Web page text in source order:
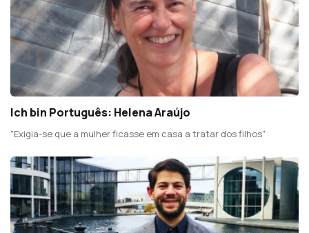
Ich bin Português: Helena Araújo
"Exigia-se que a mulher ficasse em casa a tratar dos filhos"